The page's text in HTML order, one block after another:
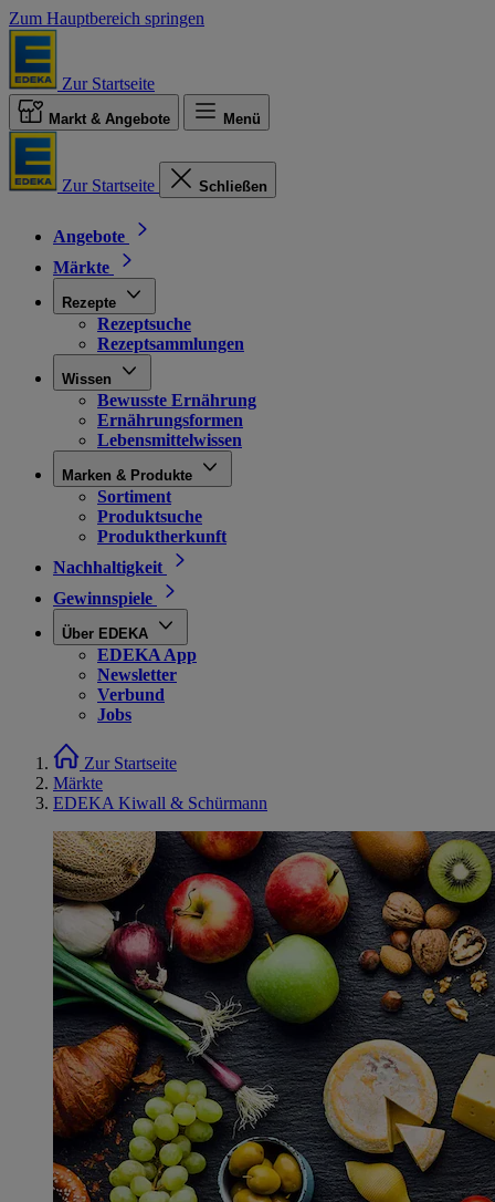
Zum Hauptbereich springen
Zur Startseite
Markt & Angebote Menü
Zur Startseite Schließen
Angebote
Märkte
Rezepte
Rezeptsuche
Rezeptsammlungen
Wissen
Bewusste Ernährung
Ernährungsformen
Lebensmittelwissen
Marken & Produkte
Sortiment
Produktsuche
Produktherkunft
Nachhaltigkeit
Gewinnspiele
Über EDEKA
EDEKA App
Newsletter
Verbund
Jobs
Zur Startseite
Märkte
EDEKA Kiwall & Schürmann